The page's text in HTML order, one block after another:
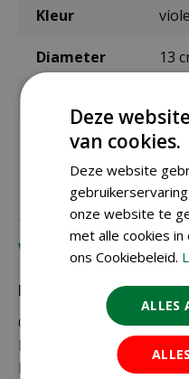
Kleur
Diameter 13
Materiaal
Verzending
Bezorging:
Om uw bestelling
bezorgen maken wij
bedraagt
Deze
van cookies.
Deze website
onze website te
met alle cookies
ons Cookiebeleid.
ALLES